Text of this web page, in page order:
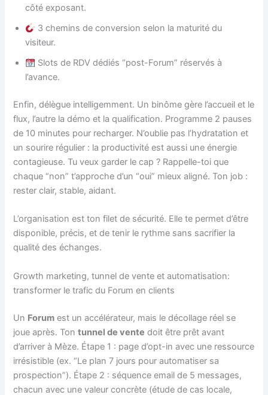
côté exposant.
3 chemins de conversion selon la maturité du
visiteur.
Slots de RDV dédiés “post-Forum” réservés à
l’avance.
Enfin, délègue intelligemment. Un binôme gère l’accueil et le
flux, l’autre la démo et la qualification. Programme 2 pauses
de 10 minutes pour recharger. N’oublie pas l’hydratation et
un sourire régulier : la productivité est aussi une énergie
contagieuse. Tu veux garder le cap ? Rappelle-toi que
chaque “non” t’approche d’un “oui” mieux aligné. Ton job :
rester clair, stable, aidant.
L’organisation est ton filet de sécurité. Elle te permet d’être
disponible, précis, et de tenir le rythme sans sacrifier la
qualité des échanges.
Growth marketing, tunnel de vente et automatisation:
transformer le trafic du Forum en clients
Un Forum est un accélérateur, mais le décollage réel se
joue après. Tontunnel de vente doit être prêt avant
d’arriver à Mèze. Étape 1 : page d’opt-in avec une ressource
irrésistible (ex. “Le plan 7 jours pour automatiser sa
prospection”). Étape 2 : séquence email de 5 messages,
chacun avec une valeur concrète (étude de cas locale,